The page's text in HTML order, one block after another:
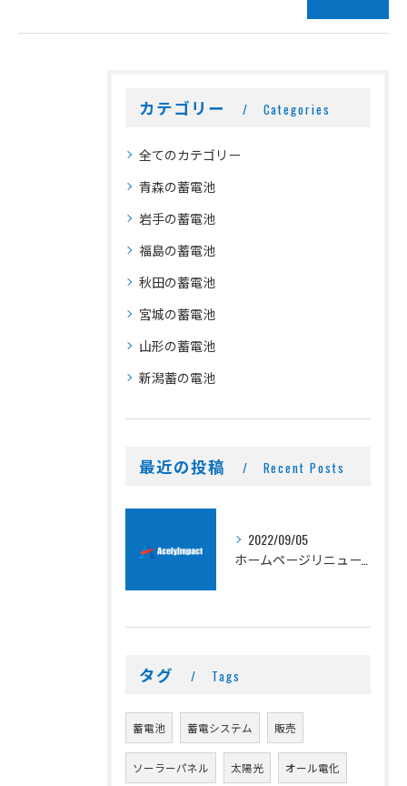
カテゴリー Categories
全てのカテゴリー
青森の蓄電池
岩手の蓄電池
福島の蓄電池
秋田の蓄電池
宮城の蓄電池
山形の蓄電池
新潟蓄の電池
最近の投稿 Recent Posts
2022/09/05
タグ Tags
蓄電池 蓄電システム 販売
ソーラーパネル 太陽光 オール電化